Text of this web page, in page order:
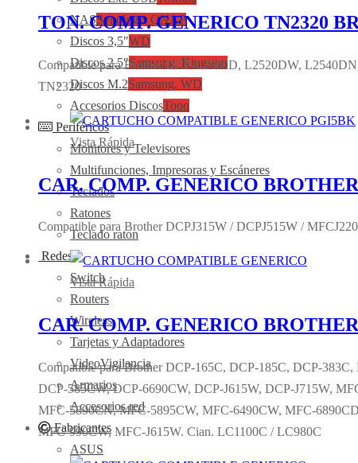
NASSynology, QNAP
Discos 3,5″WD
Discos 2,5″Samsung, Kingston
Discos M.2Samsung, WD
Accesorios DiscosTooq
Periféricos
Monitores y Televisores
Multifunciones, Impresoras y Escáneres
Teclados
Ratones
Teclado raton
Redes
Switch
Routers
Wireless
Tarjetas y Adaptadores
VideoVigilancia
Armarios
Accesorios red
Fabricantes
ASUS
TON. COMP. GENERICO TN2320
Compatible para Brother DCP-L2500D, L2520DW,
TN2320
Vista Rápida
CAR. COMP. GENERICO
Compatible para Brother DCPJ315W / DCPJ515W /
Vista Rápida
CAR. COMP. GENERICO
Compatible para Brother DCP-165C, DCP-185C, DCP-
DCP-585CW, DCP-6690CW, DCP-J615W, DCP-J715W,
MFC-5890CN, MFC-5895CW, MFC-6490CW, MFC-
MFC-990CW, MFC-J615W. Cian. LC1100C / LC980C